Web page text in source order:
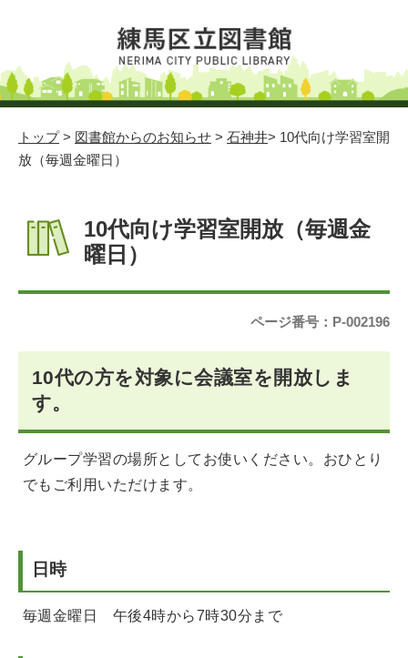
トップ> 図書館からのお知らせ > 石神井> 10代向け学習室開
放（毎週金曜日）
10代向け学習室開放（毎週金
曜日）
ページ番号：P-002196
10代の方を対象に会議室を開放しま
す。
グループ学習の場所としてお使いください。おひとり
でもご利用いただけます。
日時
毎週金曜日 午後4時から7時30分まで